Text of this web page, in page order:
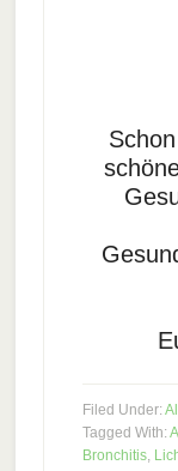
Filed Under:
Tagged With:
Bronchitis,